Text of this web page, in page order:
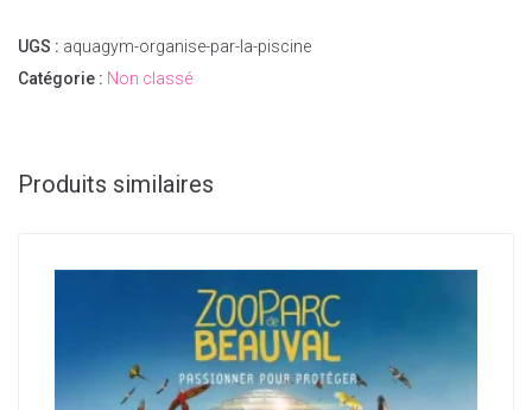
UGS : aquagym-organise-par-la-piscine
Catégorie : Non classé
Produits similaires